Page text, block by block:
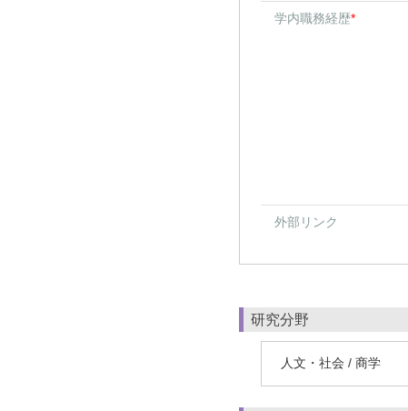
学内職務経歴*
外部リンク
研究分野
人文・社会 / 商学